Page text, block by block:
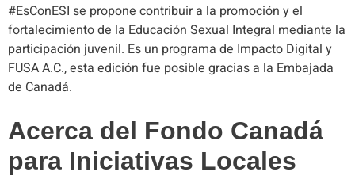
#EsConESI se propone contribuir a la promoción y el
fortalecimiento de la Educación Sexual Integral mediante la
participación juvenil. Es un programa de Impacto Digital y
FUSA A.C., esta edición fue posible gracias a la Embajada
de Canadá.
Acerca del Fondo Canadá
para Iniciativas Locales